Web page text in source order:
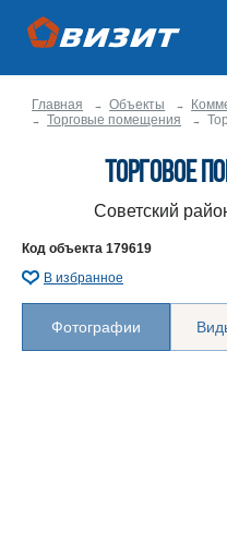
Главная Объекты
Торговые помещения
Торговое
Советский
Код объекта 179619
В избранное
Фотографии